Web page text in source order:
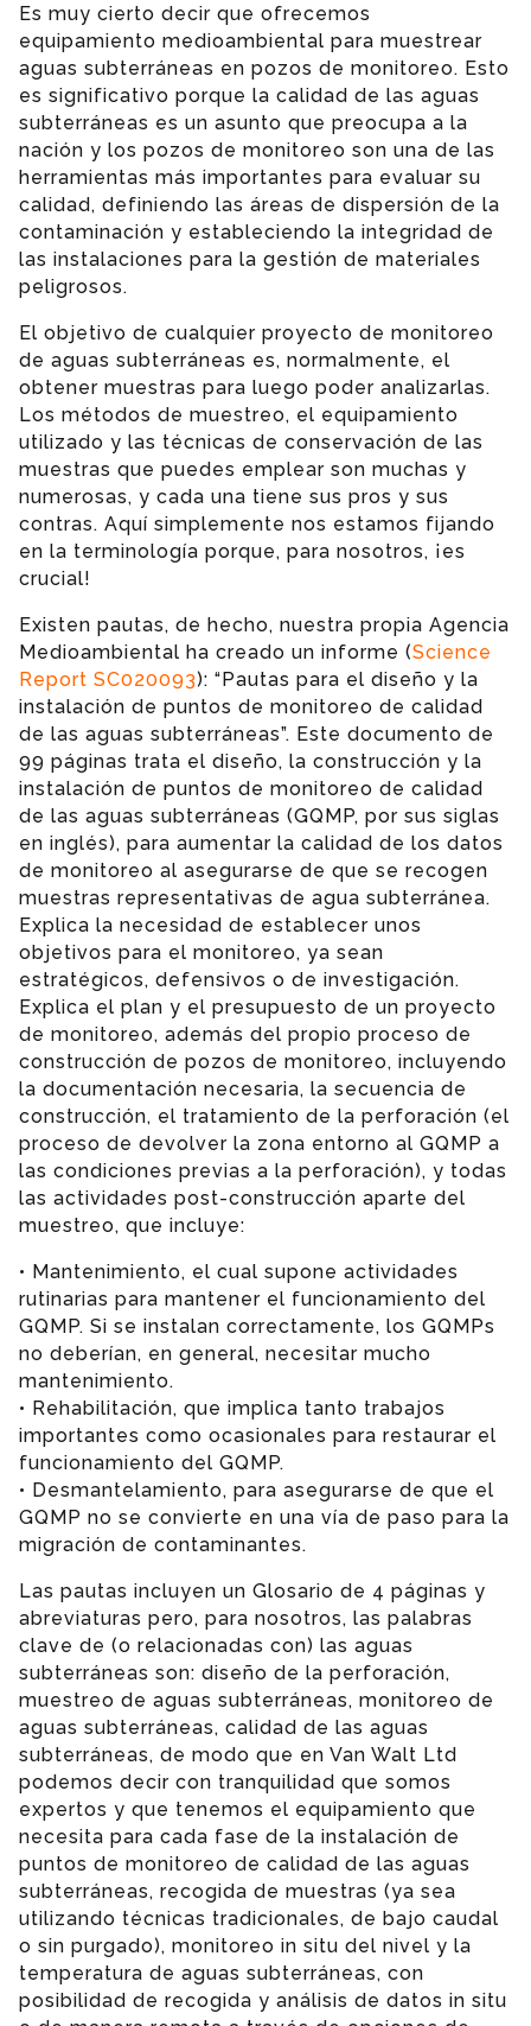
Es muy cierto decir que ofrecemos
equipamiento medioambiental para muestrear
aguas subterráneas en pozos de monitoreo. Esto
es significativo porque la calidad de las aguas
subterráneas es un asunto que preocupa a la
nación y los pozos de monitoreo son una de las
herramientas más importantes para evaluar su
calidad, definiendo las áreas de dispersión de la
contaminación y estableciendo la integridad de
las instalaciones para la gestión de materiales
peligrosos.
El objetivo de cualquier proyecto de monitoreo
de aguas subterráneas es, normalmente, el
obtener muestras para luego poder analizarlas.
Los métodos de muestreo, el equipamiento
utilizado y las técnicas de conservación de las
muestras que puedes emplear son muchas y
numerosas, y cada una tiene sus pros y sus
contras. Aquí simplemente nos estamos fijando
en la terminología porque, para nosotros, ¡es
crucial!
Existen pautas, de hecho, nuestra propia Agencia
Medioambiental ha creado un informe (Science
Report SC020093): “Pautas para el diseño y la
instalación de puntos de monitoreo de calidad
de las aguas subterráneas”. Este documento de
99 páginas trata el diseño, la construcción y la
instalación de puntos de monitoreo de calidad
de las aguas subterráneas (GQMP, por sus siglas
en inglés), para aumentar la calidad de los datos
de monitoreo al asegurarse de que se recogen
muestras representativas de agua subterránea.
Explica la necesidad de establecer unos
objetivos para el monitoreo, ya sean
estratégicos, defensivos o de investigación.
Explica el plan y el presupuesto de un proyecto
de monitoreo, además del propio proceso de
construcción de pozos de monitoreo, incluyendo
la documentación necesaria, la secuencia de
construcción, el tratamiento de la perforación (el
proceso de devolver la zona entorno al GQMP a
las condiciones previas a la perforación), y todas
las actividades post-construcción aparte del
muestreo, que incluye:
• Mantenimiento, el cual supone actividades
rutinarias para mantener el funcionamiento del
GQMP. Si se instalan correctamente, los GQMPs
no deberían, en general, necesitar mucho
mantenimiento.
• Rehabilitación, que implica tanto trabajos
importantes como ocasionales para restaurar el
funcionamiento del GQMP.
• Desmantelamiento, para asegurarse de que el
GQMP no se convierte en una vía de paso para la
migración de contaminantes.
Las pautas incluyen un Glosario de 4 páginas y
abreviaturas pero, para nosotros, las palabras
clave de (o relacionadas con) las aguas
subterráneas son: diseño de la perforación,
muestreo de aguas subterráneas, monitoreo de
aguas subterráneas, calidad de las aguas
subterráneas, de modo que en Van Walt Ltd
podemos decir con tranquilidad que somos
expertos y que tenemos el equipamiento que
necesita para cada fase de la instalación de
puntos de monitoreo de calidad de las aguas
subterráneas, recogida de muestras (ya sea
utilizando técnicas tradicionales, de bajo caudal
o sin purgado), monitoreo in situ del nivel y la
temperatura de aguas subterráneas, con
posibilidad de recogida y análisis de datos in situ